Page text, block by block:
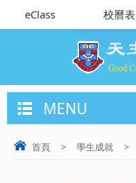
eClass 校曆表
MENU
首頁 > 學生成就 >